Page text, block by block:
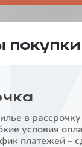
123 498 ₽
покупки
в
условия
платежей –